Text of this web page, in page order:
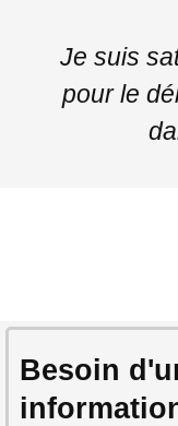
Je suis
pour le
Besoin